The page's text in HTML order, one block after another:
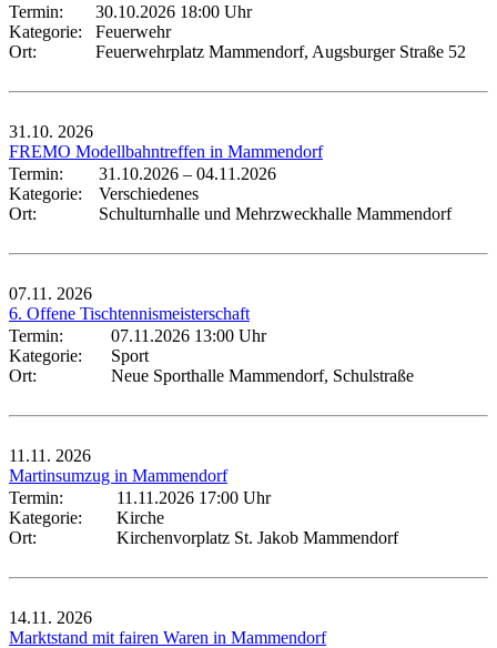
Termin:
30.10.2026 18:00 Uhr
Kategorie:
Feuerwehr
Ort:
Feuerwehrplatz Mammendorf, Augsburger Straße 52
31.10. 2026
FREMO Modellbahntreffen in Mammendorf
Termin:
31.10.2026 – 04.11.2026
Kategorie:
Verschiedenes
Ort:
Schulturnhalle und Mehrzweckhalle Mammendorf
07.11. 2026
6. Offene Tischtennismeisterschaft
Termin:
07.11.2026 13:00 Uhr
Kategorie:
Sport
Ort:
Neue Sporthalle Mammendorf, Schulstraße
11.11. 2026
Martinsumzug in Mammendorf
Termin:
11.11.2026 17:00 Uhr
Kategorie:
Kirche
Ort:
Kirchenvorplatz St. Jakob Mammendorf
14.11. 2026
Marktstand mit fairen Waren in Mammendorf